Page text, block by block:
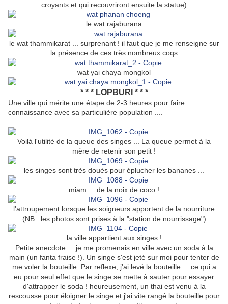
croyants et qui recouvriront ensuite la statue)
le wat rajaburana
le wat thammikarat ... surprenant ! il faut que je me renseigne sur
la présence de ces très nombreux coqs
wat yai chaya mongkol
* * * LOPBURI * * *
Une ville qui mérite une étape de 2-3 heures pour faire
connaissance avec sa particulière population ....
Voilà l'utilité de la queue des singes ... La queue permet à la
mère de retenir son petit !
les singes sont très doués pour éplucher les bananes ...
miam ... de la noix de coco !
l'attroupement lorsque les soigneurs apportent de la nourriture
(NB : les photos sont prises à la "station de nourrissage")
la ville appartient aux singes !
Petite anecdote ... je me promenais en ville avec un soda à la
main (un fanta fraise !). Un singe s'est jeté sur moi pour tenter de
me voler la bouteille. Par reflexe, j'ai levé la bouteille ... ce qui a
eu pour seul effet que le singe se mette à sauter pour essayer
d'attrapper le soda ! heureusement, un thai est venu à la
rescousse pour éloigner le singe et j'ai vite rangé la bouteille pour